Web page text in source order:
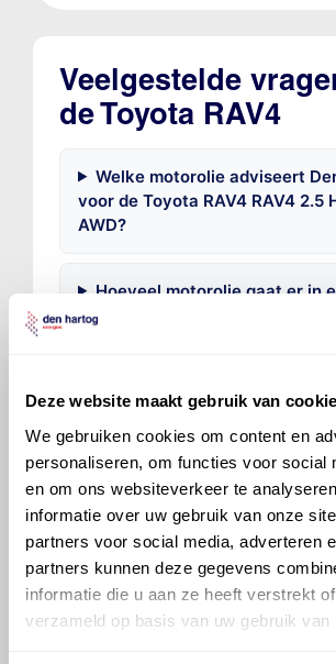
Deze website maakt gebruik van
We gebruiken cookies om content en
personaliseren, om functies voor social
en om ons websiteverkeer te
informatie over uw gebruik van onze
partners voor social media, adverteren
partners kunnen deze gegevens
informatie die u aan ze heeft verstrekt
verzameld op basis van uw gebruik van
Veelgestelde
de Toyota RAV4
Welke motorolie adviseert
voor de Toyota RAV4 RAV4 2.5
AWD?
Hoeveel motorolie gaat er in
Toyota RAV4?
worden bij een Toyota RAV4?
Voor welke onderdelen van
RAV4 is productadvies